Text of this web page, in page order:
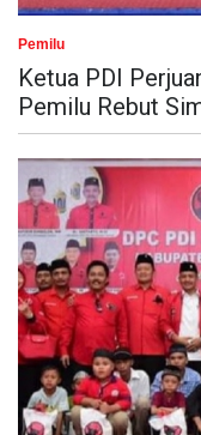
Pemilu
Ketua PDI
Pemilu Rebut